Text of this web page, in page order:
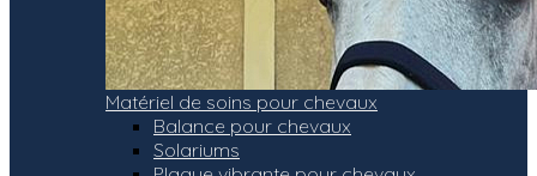
Matériel de soins pour chevaux
Balance pour chevaux
Solariums